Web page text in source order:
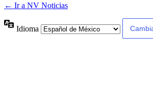
← Ir a NV Noticias
Idioma